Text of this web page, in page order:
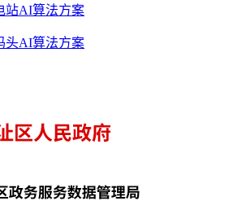
站AI算法方案
头AI算法方案